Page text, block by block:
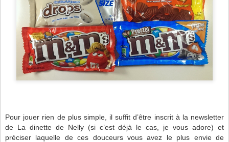
Pour jouer rien de plus simple, il suffit d’être inscrit à la newsletter
de La dinette de Nelly (si c’est déjà le cas, je vous adore) et
préciser laquelle de ces douceurs vous avez le plus envie de